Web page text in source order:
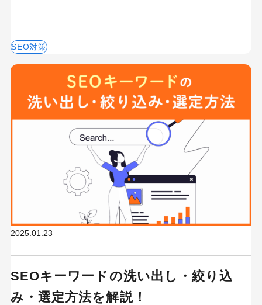
SEO対策
2025.01.23
SEOキーワードの洗い出し・絞り込
み・選定方法を解説！